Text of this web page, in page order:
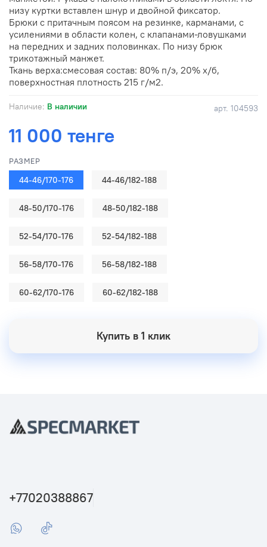
арт. 104593
Наличие: В наличии
11 000 тенге
Купить в 1 клик
РАЗМЕР
44-46/170-176 44-46/182-188
48-50/170-176 48-50/182-188
52-54/170-176 52-54/182-188
56-58/170-176 56-58/182-188
60-62/170-176 60-62/182-188
низу куртки вставлен шнур и двойной фиксатор.
Брюки с притачным поясом на резинке, карманами, с
усилениями в области колен, с клапанами-ловушками
на передних и задних половинках. По низу брюк
трикотажный манжет.
Ткань верха:смесовая состав: 80% п/э, 20% х/б,
поверхностная плотность 215 г/м2.
+77020388867